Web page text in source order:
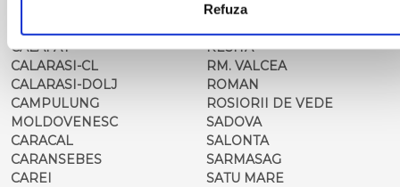
Refuza
BUZAU
CALAFAT
CALARASI-CL
CALARASI-DOLJ
CAMPULUNG
MOLDOVENESC
CARACAL
CARANSEBES
CAREI
RAST
RESITA
RM. VALCEA
ROMAN
ROSIORII DE VEDE
SADOVA
SALONTA
SARMASAG
SATU MARE